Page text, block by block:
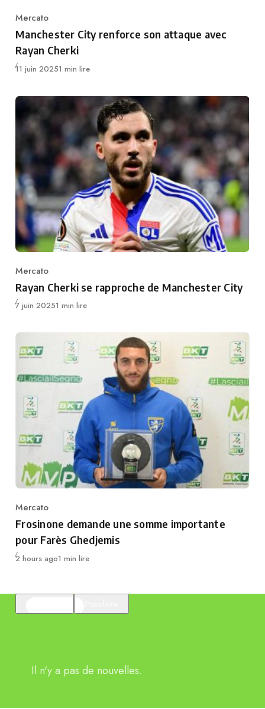
Category
Mercato
Manchester City renforce son attaque avec
Rayan Cherki
Publié
11 juin 20251 min lire
Category
Mercato
Rayan Cherki se rapproche de Manchester City
Publié
7 juin 20251 min lire
Category
Mercato
Frosinone demande une somme importante
pour Farès Ghedjemis
Publié
2 hours ago1 min lire
Il n'y a pas de nouvelles.